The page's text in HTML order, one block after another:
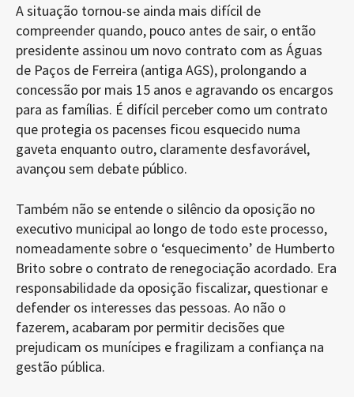
A situação tornou-se ainda mais difícil de
compreender quando, pouco antes de sair, o então
presidente assinou um novo contrato com as Águas
de Paços de Ferreira (antiga AGS), prolongando a
concessão por mais 15 anos e agravando os encargos
para as famílias. É difícil perceber como um contrato
que protegia os pacenses ficou esquecido numa
gaveta enquanto outro, claramente desfavorável,
avançou sem debate público.
Também não se entende o silêncio da oposição no
executivo municipal ao longo de todo este processo,
nomeadamente sobre o ‘esquecimento’ de Humberto
Brito sobre o contrato de renegociação acordado. Era
responsabilidade da oposição fiscalizar, questionar e
defender os interesses das pessoas. Ao não o
fazerem, acabaram por permitir decisões que
prejudicam os munícipes e fragilizam a confiança na
gestão pública.